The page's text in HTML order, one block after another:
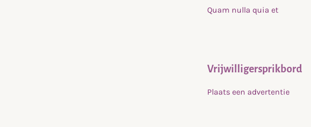
Quam nulla quia et
Vrijwilligersprikbord
Plaats een advertentie